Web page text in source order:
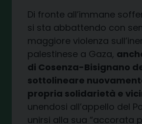
Di fronte all’immane
si sta abbattendo con
maggiore violenza
palestinese a Gaza,
di Cosenza-Bisignano
sottolineare
propria solidarietà e
unendosi all’appello del
unirsi alla sua “accorata